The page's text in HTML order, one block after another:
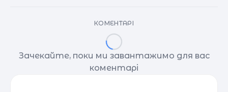
КОМЕНТАРІ
Зачекайте, поки ми завантажимо для вас
коментарі